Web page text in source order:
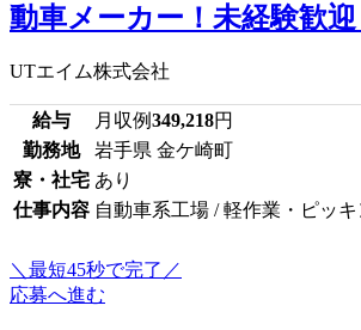
動車メーカー！未経験歓
UTエイム株式会社
給与 月収例349,218円
勤務地
岩手県 金ケ崎町
寮・社宅 あり
仕事内容 自動車系工場 / 軽作業・ピッ
＼最短45秒で完了／
応募へ進む